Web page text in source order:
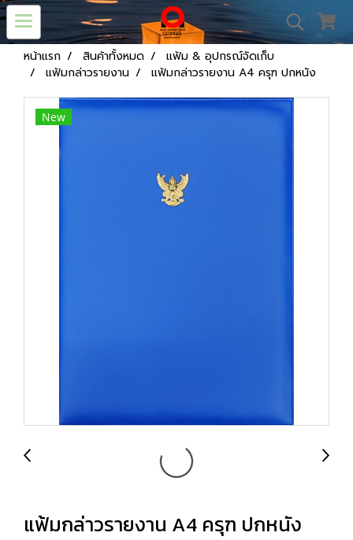
หน้าแรก สินค้าทั้งหมด
แฟ้ม & อุปกรณ์จัดเก็บ
แฟ้มกล่าวรายงาน
แฟ้มกล่าวรายงาน A4 ครุฑ ปกหนัง
New
แฟ้มกล่าวรายงาน A4 ครุฑ ปกหนัง